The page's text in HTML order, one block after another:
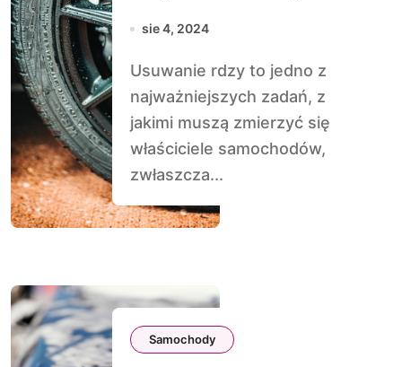
metody
sie 4, 2024
Usuwanie rdzy to jedno z
najważniejszych zadań, z
jakimi muszą zmierzyć się
właściciele samochodów,
zwłaszcza...
Samochody